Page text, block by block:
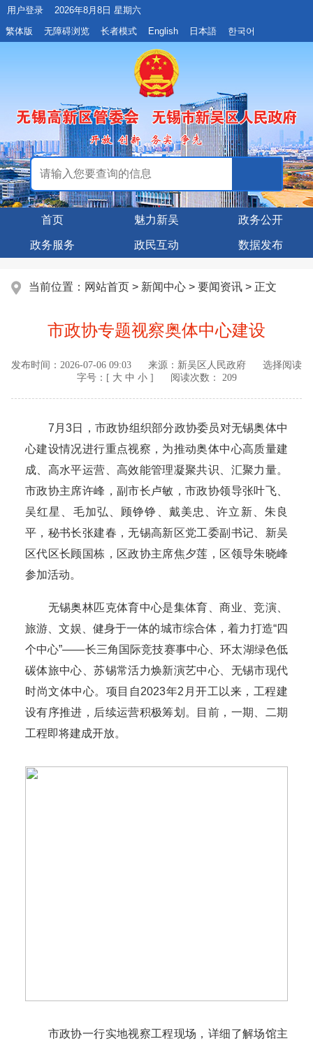
用户登录
2026年8月8日 星期六
繁体版
无障碍浏览 长者模式 English 日本語 한국어
首页 魅力新吴 政务公开
政务服务 政民互动 数据发布
当前位置： 网站首页 > 新闻中心 > 要闻资讯 > 正文
市政协专题视察奥体中心建设
发布时间： 2026-07-06 09:03 来源： 新吴区人民政府
选择阅读
字号：[ 大 中 小] 阅读次数： 209
7月3日，市政协组织部分政协委员对无锡奥体中
心建设情况进行重点视察，为推动奥体中心高质量建
成、高水平运营、高效能管理凝聚共识、汇聚力量。
市政协主席许峰，副市长卢敏，市政协领导张叶飞、
吴红星、毛加弘、顾铮铮、戴美忠、许立新、朱良
平，秘书长张建春，无锡高新区党工委副书记、新吴
区代区长顾国栋，区政协主席焦夕莲，区领导朱晓峰
参加活动。
无锡奥林匹克体育中心是集体育、商业、竞演、
旅游、文娱、健身于一体的城市综合体，着力打造“四
个中心”——长三角国际竞技赛事中心、环太湖绿色低
碳体旅中心、苏锡常活力焕新演艺中心、无锡市现代
时尚文体中心。项目自2023年2月开工以来，工程建
设有序推进，后续运营积极筹划。目前，一期、二期
工程即将建成开放。
市政协一行实地视察工程现场，详细了解场馆主